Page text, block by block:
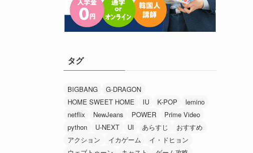
タグ
BIGBANG
G-DRAGON
HOME SWEET HOME
IU K-POP
lemino
netflix
NewJeans POWER
Prime Video
python
U-NEXT UI あらすじ
おすすめ
アクション
イカゲーム
イ・ドヒョン